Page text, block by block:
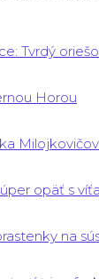
Tvrdý
Horou
opäť s
na